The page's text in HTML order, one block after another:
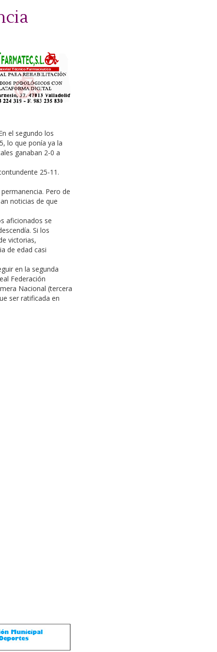
el segundo los
lo que ponía ya la
ganaban 2-0 a
25-11.
Pero de
noticias de que
aficionados se
Si los
victorias,
de edad casi
en la segunda
Federación
Nacional (tercera
ser ratificada en